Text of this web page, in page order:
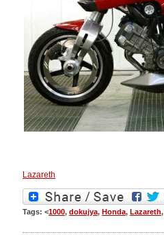
Lazareth
Tags: <1000, dokujya, Honda, Lazareth,